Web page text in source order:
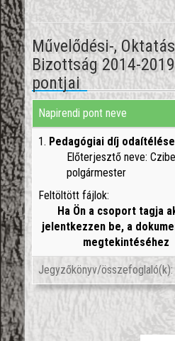
Művelődési-,
Bizottság 2014-
pontjai
Napirendi pont neve
1. Pedagógiai díj odaítélése
Előterjesztő neve:
polgármester
Feltöltött fájlok:
Ha Ön a csoport tagja
jelentkezzen be, a
megtekintéséhez
Jegyzőkönyv/összefoglaló(k):